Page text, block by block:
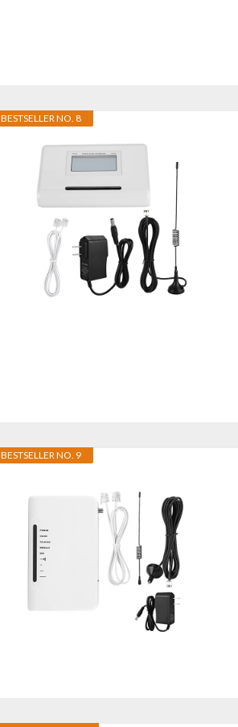
BESTSELLER NO. 8
BESTSELLER NO. 9